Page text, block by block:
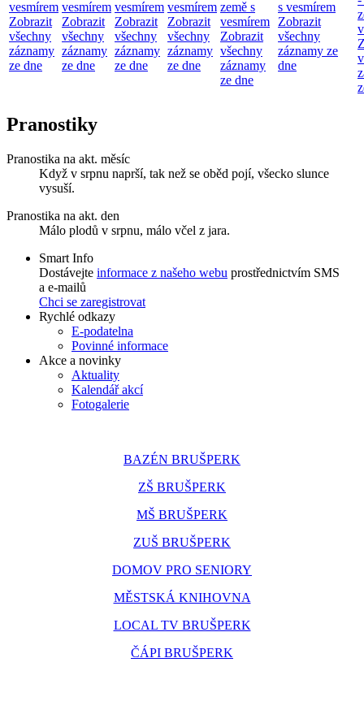
vesmírem
Zobrazit
všechny
záznamy
ze dne
vesmírem
Zobrazit
všechny
záznamy
ze dne
vesmírem
Zobrazit
všechny
záznamy
ze dne
vesmírem
Zobrazit
všechny
záznamy
ze dne
země s
vesmírem
Zobrazit
všechny
záznamy
ze dne
s vesmírem
Zobrazit
všechny
záznamy ze
dne
Pranostiky
Pranostika na akt. měsíc
Když v srpnu naprší, tak než se oběd pojí, všecko slunce
vysuší.
Pranostika na akt. den
Málo plodů v srpnu, málo včel z jara.
Smart Info
Dostávejte informace z našeho webu prostřednictvím SMS
a e-mailů
Chci se zaregistrovat
Rychlé odkazy
E-podatelna
Povinné informace
Akce a novinky
Aktuality
Kalendář akcí
Fotogalerie
BAZÉN BRUŠPERK
ZŠ BRUŠPERK
MŠ BRUŠPERK
ZUŠ BRUŠPERK
DOMOV PRO SENIORY
MĚSTSKÁ KNIHOVNA
LOCAL TV BRUŠPERK
ČÁPI BRUŠPERK